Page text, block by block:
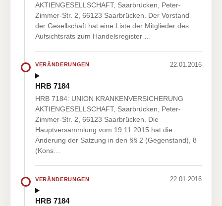
AKTIENGESELLSCHAFT, Saarbrücken, Peter-
Zimmer-Str. 2, 66123 Saarbrücken. Der Vorstand
der Gesellschaft hat eine Liste der Mitglieder des
Aufsichtsrats zum Handelsregister …
VERÄNDERUNGEN 22.01.2016
HRB 7184
HRB 7184: UNION KRANKENVERSICHERUNG
AKTIENGESELLSCHAFT, Saarbrücken, Peter-
Zimmer-Str. 2, 66123 Saarbrücken. Die
Hauptversammlung vom 19.11.2015 hat die
Änderung der Satzung in den §§ 2 (Gegenstand), 8
(Kons…
VERÄNDERUNGEN 22.01.2016
HRB 7184